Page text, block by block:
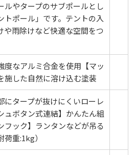
ルやタープのサブポールとし
トポール」です。テントの入
や雨除けなど快適な空間をつ
度なアルミ合金を使用【マッ
施した自然に溶け込む塗装
にタープが抜けにくいローレ
ュボタン式連結】かんたん組
フック】ランタンなどが吊る
重:1kg）